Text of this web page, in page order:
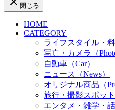
閉じる
HOME
CATEGORY
ライフスタイル・料
写真・カメラ（
自動車（Car）
ニュース（News）
オリジナル商品（
旅行・撮影スポット
エンタメ・雑学・話